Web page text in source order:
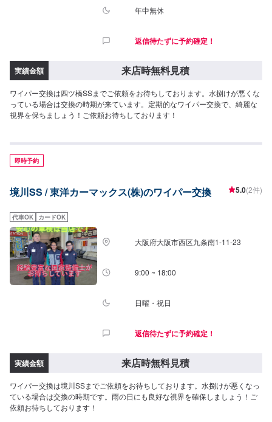
年中無休
返信待たずに予約確定！
実績金額 来店時無料見積
ワイパー交換は四ツ橋SSまでご依頼をお待ちしております。水捌けが悪くな
っている場合は交換の時期が来ています。定期的なワイパー交換で、綺麗な
視界を保ちましょう！ご依頼お待ちしております！
即時予約
境川SS / 東洋カーマックス(株)のワイパー交換 5.0(2件)
代車OK カードOK
大阪府大阪市西区九条南1-11-23
9:00 ~ 18:00
日曜・祝日
返信待たずに予約確定！
実績金額 来店時無料見積
ワイパー交換は境川SSまでご依頼をお待ちしております。水捌けが悪くなっ
ている場合は交換の時期です。雨の日にも良好な視界を確保しましょう！ご
依頼お待ちしております！